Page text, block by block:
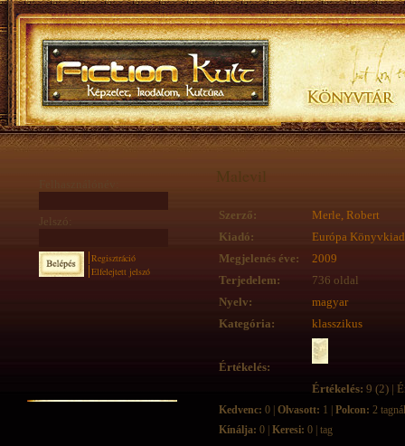
Jelszó:
Regisztráció
Elfelejtett jelszó
Malevil
Szerző:
Merle, Robert
Kiadó:
Európa
Megjelenés éve:
2009
Terjedelem:
736 oldal
Nyelv:
magyar
Kategória:
klasszikus
Értékelés:
Értékelés: 9 (2) |
Kedvenc: 0 | Olvasott: 1 | Polcon: 2 tagnál
Kínálja: 0 | Keresi: 0 | tag